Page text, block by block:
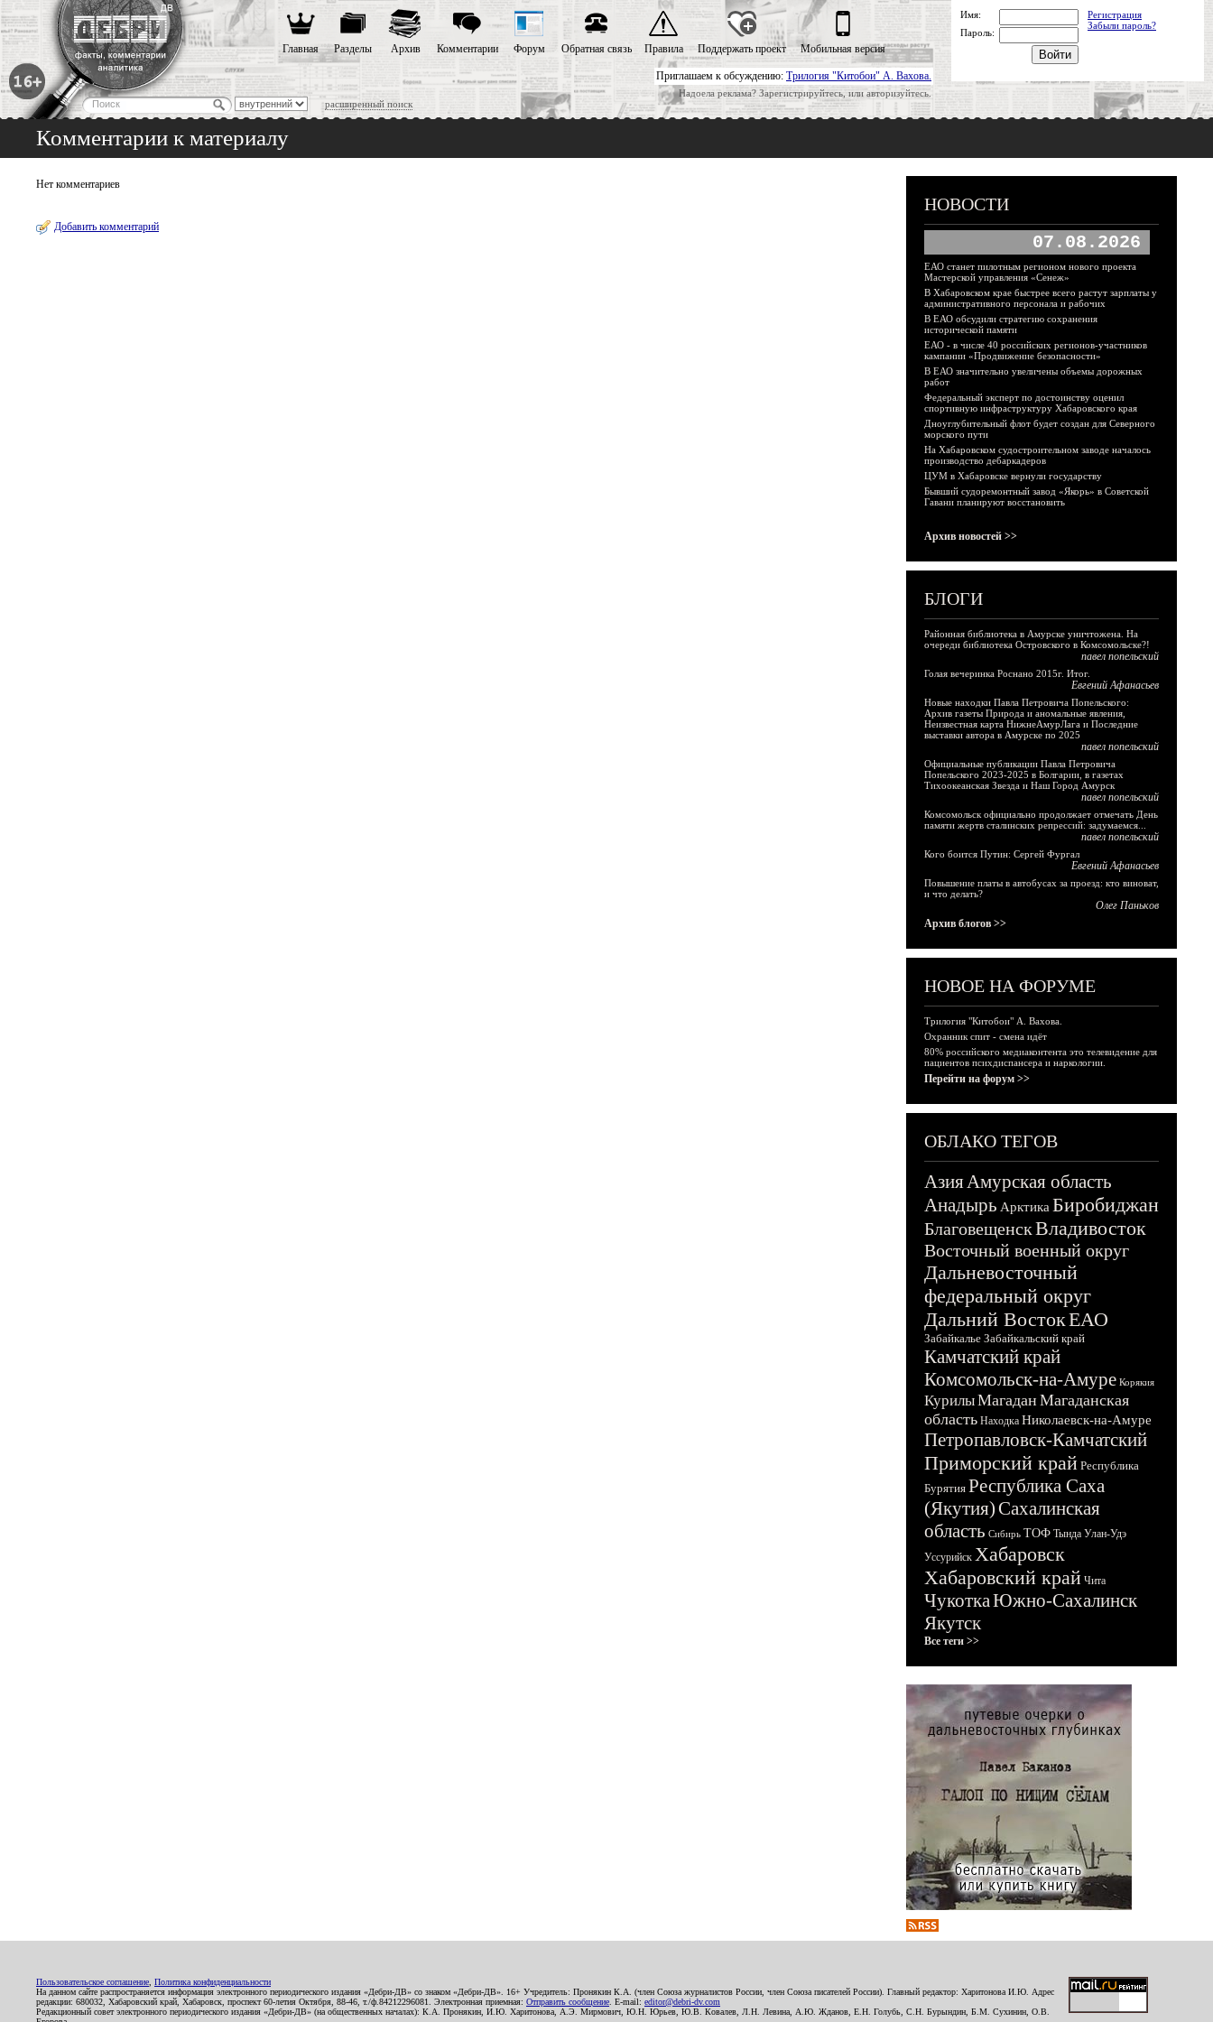
Приглашаем к обсуждению: Трилогия "Китобои" А. Вахова.
Надоела реклама? Зарегистрируйтесь, или авторизуйтесь.
расширенный поиск
Главная Разделы Архив Комментарии Форум Обратная связь Правила Поддержать проект Мобильная версия
Имя:
Регистрация
Забыли пароль?
Пароль:
Комментарии к материалу
Нет комментариев
Добавить комментарий
НОВОСТИ
07.08.2026
ЕАО станет пилотным регионом нового проекта
Мастерской управления «Сенеж»
В Хабаровском крае быстрее всего растут зарплаты у
административного персонала и рабочих
В ЕАО обсудили стратегию сохранения
исторической памяти
ЕАО - в числе 40 российских регионов-участников
кампании «Продвижение безопасности»
В ЕАО значительно увеличены объемы дорожных
работ
Федеральный эксперт по достоинству оценил
спортивную инфраструктуру Хабаровского края
Дноуглубительный флот будет создан для Северного
морского пути
На Хабаровском судостроительном заводе началось
производство дебаркадеров
ЦУМ в Хабаровске вернули государству
Бывший судоремонтный завод «Якорь» в Советской
Гавани планируют восстановить
Архив новостей >>
БЛОГИ
Районная библиотека в Амурске уничтожена. На
очереди библиотека Островского в Комсомольске?!
павел попельский
Голая вечеринка Роснано 2015г. Итог.
Евгений Афанасьев
Новые находки Павла Петровича Попельского:
Архив газеты Природа и аномальные явления,
Неизвестная карта НижнеАмурЛага и Последние
выставки автора в Амурске по 2025
павел попельский
Официальные публикации Павла Петровича
Попельского 2023-2025 в Болгарии, в газетах
Тихоокеанская Звезда и Наш Город Амурск
павел попельский
Комсомольск официально продолжает отмечать День
памяти жертв сталинских репрессий: задумаемся...
павел попельский
Кого боится Путин: Сергей Фургал
Евгений Афанасьев
Повышение платы в автобусах за проезд: кто виноват,
и что делать?
Олег Паньков
Архив блогов >>
НОВОЕ НА ФОРУМЕ
Трилогия "Китобои" А. Вахова.
Охранник спит - смена идёт
80% российского медиаконтента это телевидение для
пациентов психдиспансера и наркологии.
Перейти на форум >>
ОБЛАКО ТЕГОВ
АзияАмурская область
Анадырь Арктика Биробиджан
БлаговещенскВладивосток
Восточный военный округ
Дальневосточный
федеральный округ
Дальний ВостокЕАО
Забайкалье Забайкальский край
Камчатский край
Комсомольск-на-Амуре Корякия
КурилыМагадан Магаданская
область Находка Николаевск-на-Амуре
Петропавловск-Камчатский
Приморский край Республика
Бурятия Республика Саха
(Якутия)Сахалинская
область Сибирь ТОФ Тында Улан-Удэ
Уссурийск Хабаровск
Хабаровский край Чита
ЧукоткаЮжно-Сахалинск
Якутск
Все теги >>
Пользовательское соглашение Политика конфиденциальности
На данном сайте распространяется информация электронного периодического издания «Дебри-ДВ» со знаком «Дебри-ДВ». 16+ Учредитель: Пронякин К.А. (член Союза журналистов России, член Союза писателей России). Главный редактор: Харитонова И.Ю. Адрес
редакции: 680032, Хабаровский край, Хабаровск, проспект 60-летия Октября, 88-46, т./ф.84212296081. Электронная приемная: Отправить сообщение . E-mail: editor@debri-dv.com
Редакционный совет электронного периодического издания «Дебри-ДВ» (на общественных началах): К.А. Пронякин, И.Ю. Харитонова, А.Э. Мирмович, Ю.Н. Юрьев, Ю.В. Ковалев, Л.Н. Левина, А.Ю. Жданов, Е.Н. Голубь, С.Н. Бурындин, Б.М. Сухинин, О.В.